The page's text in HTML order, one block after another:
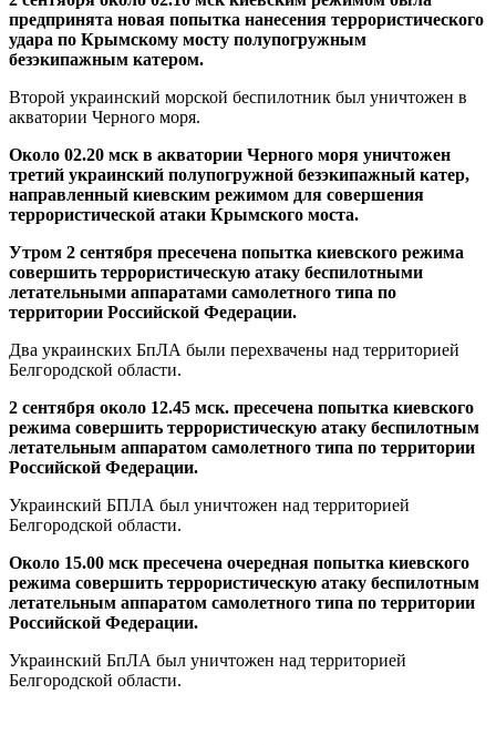
предпринята новая попытка нанесения террористического
удара по Крымскому мосту полупогружным
безэкипажным катером.
Второй украинский морской беспилотник был уничтожен в
акватории Черного моря.
Около 02.20 мск в акватории Черного моря уничтожен
третий украинский полупогружной безэкипажный катер,
направленный киевским режимом для совершения
террористической атаки Крымского моста.
Утром 2 сентября пресечена попытка киевского режима
совершить террористическую атаку беспилотными
летательными аппаратами самолетного типа по
территории Российской Федерации.
Два украинских БпЛА были перехвачены над территорией
Белгородской области.
2 сентября около 12.45 мск. пресечена попытка киевского
режима совершить террористическую атаку беспилотным
летательным аппаратом самолетного типа по территории
Российской Федерации.
Украинский БПЛА был уничтожен над территорией
Белгородской области.
Около 15.00 мск пресечена очередная попытка киевского
режима совершить террористическую атаку беспилотным
летательным аппаратом самолетного типа по территории
Российской Федерации.
Украинский БпЛА был уничтожен над территорией
Белгородской области.